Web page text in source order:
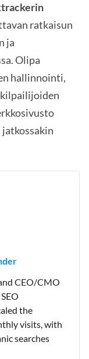
ratkaisun
ja
Olipa
hallinnointi,
kilpailijoiden
CEO/CMO
the
visits, with
searches